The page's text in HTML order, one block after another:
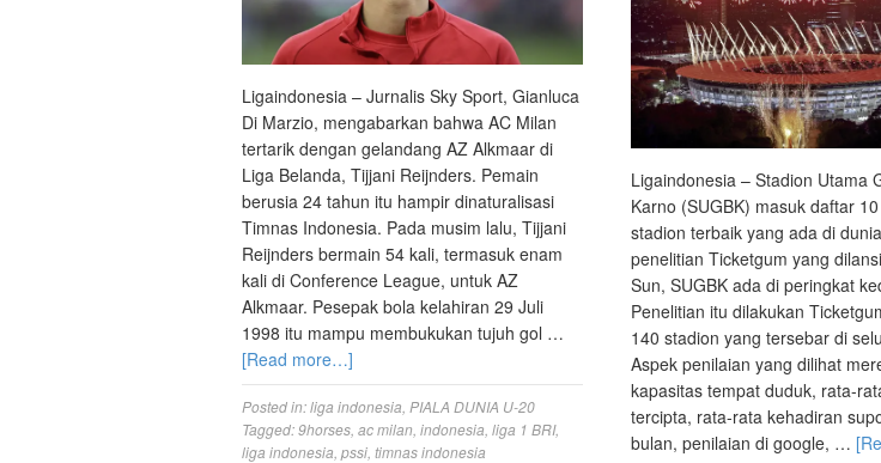
Ligaindonesia – Jurnalis Sky Sport, Gianluca
Di Marzio, mengabarkan bahwa AC Milan
tertarik dengan gelandang AZ Alkmaar di
Liga Belanda, Tijjani Reijnders. Pemain
berusia 24 tahun itu hampir dinaturalisasi
Timnas Indonesia. Pada musim lalu, Tijjani
Reijnders bermain 54 kali, termasuk enam
kali di Conference League, untuk AZ
Alkmaar. Pesepak bola kelahiran 29 Juli
1998 itu mampu membukukan tujuh gol …
[Read more…]
Posted in:liga indonesia PIALA DUNIA U-20
Tagged:9horses ac milan indonesia liga 1 BRI,
liga indonesia pssi timnas indonesia
Ligaindonesia – Stadion Utama
Karno (SUGBK) masuk daftar
stadion terbaik yang ada di
penelitian Ticketgum yang
Sun, SUGBK ada di peringkat
Penelitian itu dilakukan
140 stadion yang tersebar di
Aspek penilaian yang dilihat
kapasitas tempat duduk, rata-
tercipta, rata-rata kehadiran
bulan, penilaian di google, …